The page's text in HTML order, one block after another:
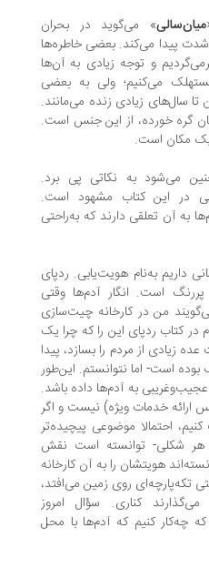
» می‌گوید در بحران
می‌کند. بعضی خاطره‌ها
و توجه زیادی به آن‌ها
ولی به بعضی
زیادی زنده می‌مانند.
خورده، از این جنس است.
است.
به نکاتی پی برد.
این کتاب مشهود است.
تعلقی دارند که به‌راحتی
به‌نام هویت‌یابی. ردپای
انگار آدم‌ها وقتی
من در کارخانه چیت‌سازی
ردپای این را که چرا یک
از مردم را بسازد، پیدا
اما نتوانستم. این‌طور
به آدم‌ها داده باشد.
خدمات ویژه) نیست و اگر
موضوعی پیچیده‌تر
توانسته است نقش
هویتشان را به آن کارخانه
روی زمین می‌افتد،
کناری. سؤال امروز
کنیم که آدم‌ها با محل